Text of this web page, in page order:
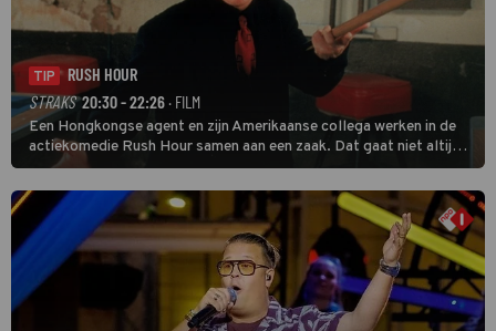
TIP
RUSH HOUR
STRAKS 20:30 - 22:26· FILM
Een Hongkongse agent en zijn Amerikaanse collega werken in de
actiekomedie Rush Hour samen aan een zaak. Dat gaat niet altijd
van een leien dakje.